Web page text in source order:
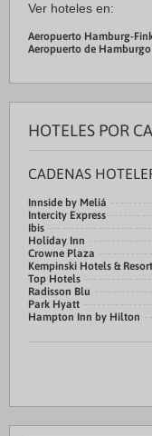
Ver hoteles en:
Aeropuerto Hamburg-
Aeropuerto de Hamburgo
HOTELES POR
CADENAS
Innside by Meliá
Intercity Express
Ibis
Holiday Inn
Crowne Plaza
Kempinski Hotels &
Top Hotels
Radisson Blu
Park Hyatt
Hampton Inn by Hilton